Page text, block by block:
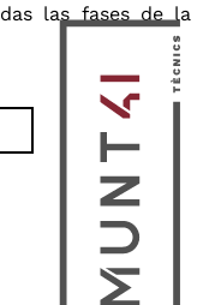
las fases de la